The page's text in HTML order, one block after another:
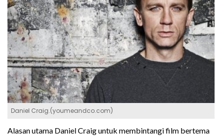
Daniel Craig.(youmeandco.com)
Alasan utama Daniel Craig untuk membintangi film bertema